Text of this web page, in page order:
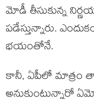
మోడీ తీసుకున్న
ప‌డేస్తున్నారు.
భ‌యంతోనే.
కానీ, ఏపీలో మాత్రం
అనుకుంటున్నారో